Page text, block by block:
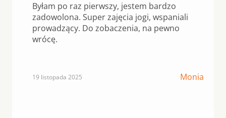
Byłam po raz pierwszy, jestem bardzo
zadowolona. Super zajęcia jogi, wspaniali
prowadzący. Do zobaczenia, na pewno
wrócę.
19 listopada 2025 Monia